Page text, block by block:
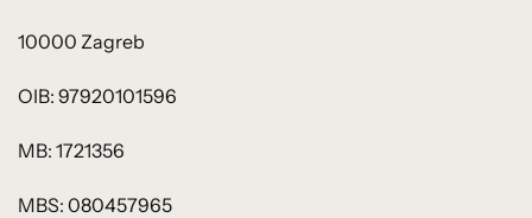
10000 Zagreb
OIB: 97920101596
MB: 1721356
MBS: 080457965